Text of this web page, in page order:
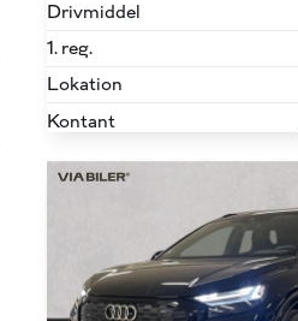
Drivmiddel
1. reg.
Lokation
Kontant